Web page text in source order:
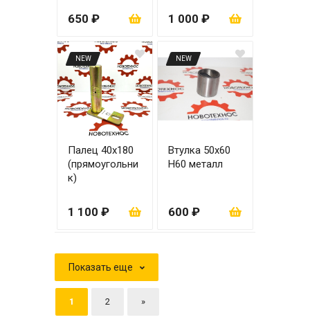
650 ₽ 1 000 ₽
NEW
Палец 40х180
(прямоугольни
к)
1 100 ₽
NEW
Втулка 50х60
H60 металл
600 ₽
Показать еще
1 2 »